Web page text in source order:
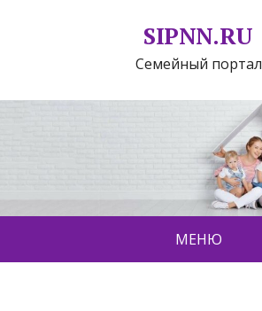
SIPNN.RU
Семейный портал
МЕНЮ